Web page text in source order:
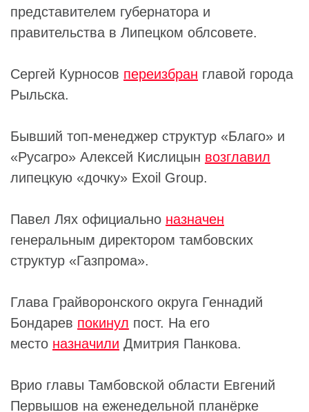
представителем губернатора и
правительства в Липецком облсовете.
Сергей Курносов переизбран главой города
Рыльска.
Бывший топ-менеджер структур «Благо» и
«Русагро» Алексей Кислицын возглавил
липецкую «дочку» Exoil Group.
Павел Лях официально назначен
генеральным директором тамбовских
структур «Газпрома».
Глава Грайворонского округа Геннадий
Бондарев покинул пост. На его
место назначили Дмитрия Панкова.
Врио главы Тамбовской области Евгений
Первышов на еженедельной планёрке